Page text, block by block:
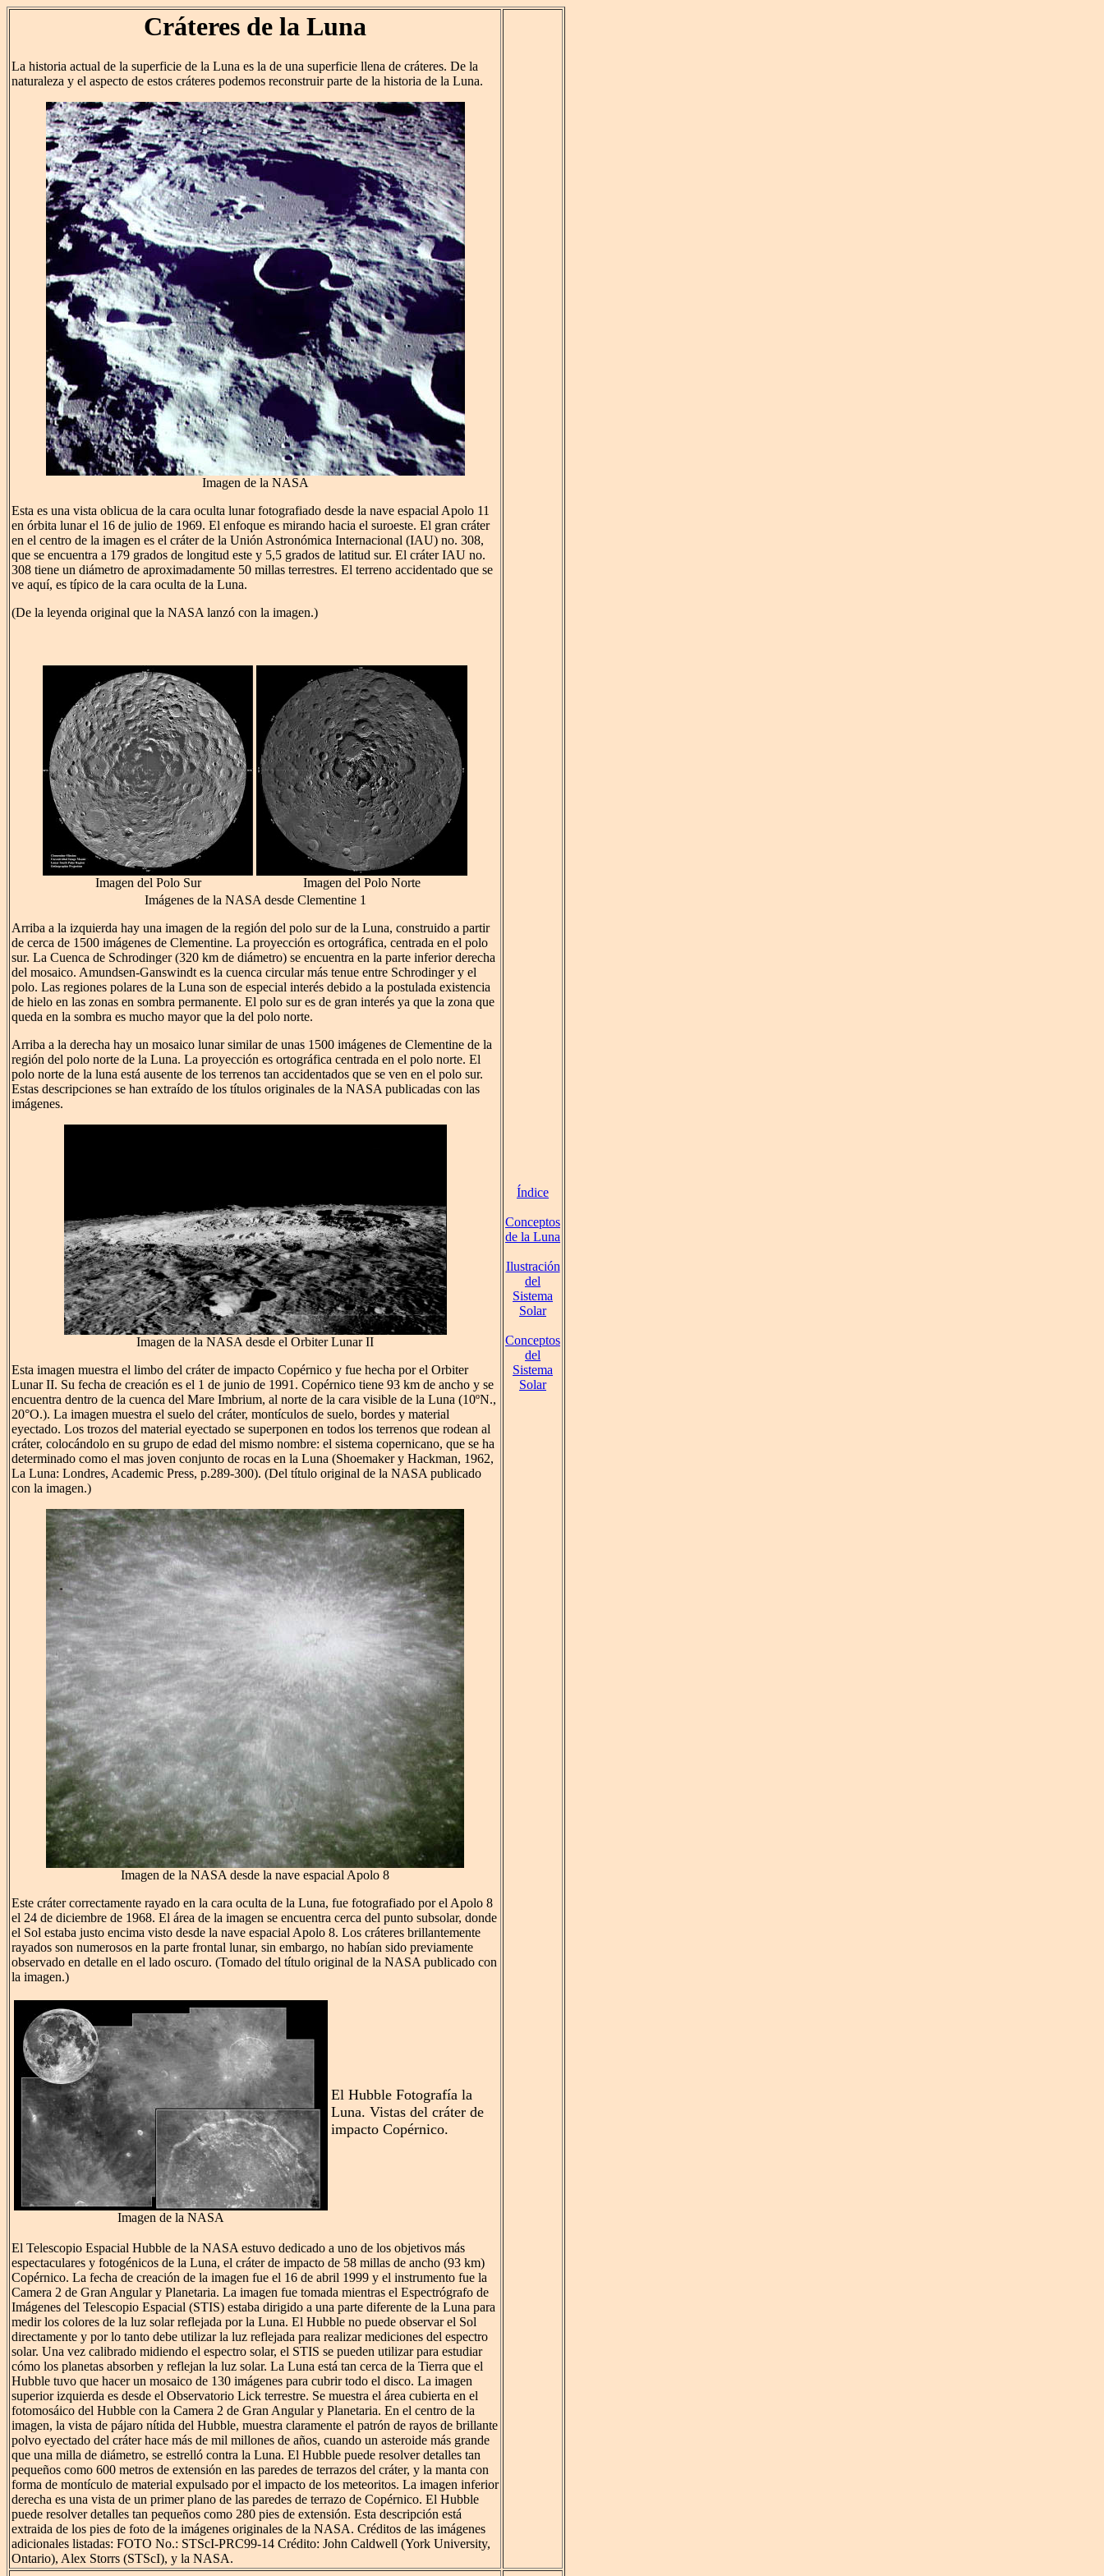
Cráteres de la Luna
La historia actual de la superficie de la Luna es la de una superficie llena de cráteres. De la
naturaleza y el aspecto de estos cráteres podemos reconstruir parte de la historia de la Luna.
Imagen de la NASA
Esta es una vista oblicua de la cara oculta lunar fotografiado desde la nave espacial Apolo 11
en órbita lunar el 16 de julio de 1969. El enfoque es mirando hacia el suroeste. El gran cráter
en el centro de la imagen es el cráter de la Unión Astronómica Internacional (IAU) no. 308,
que se encuentra a 179 grados de longitud este y 5,5 grados de latitud sur. El cráter IAU no.
308 tiene un diámetro de aproximadamente 50 millas terrestres. El terreno accidentado que se
ve aquí, es típico de la cara oculta de la Luna.
(De la leyenda original que la NASA lanzó con la imagen.)
Imagen del Polo Sur
Imagen del Polo Norte
Imágenes de la NASA desde Clementine 1
Arriba a la izquierda hay una imagen de la región del polo sur de la Luna, construido a partir
de cerca de 1500 imágenes de Clementine. La proyección es ortográfica, centrada en el polo
sur. La Cuenca de Schrodinger (320 km de diámetro) se encuentra en la parte inferior derecha
del mosaico. Amundsen-Ganswindt es la cuenca circular más tenue entre Schrodinger y el
polo. Las regiones polares de la Luna son de especial interés debido a la postulada existencia
de hielo en las zonas en sombra permanente. El polo sur es de gran interés ya que la zona que
queda en la sombra es mucho mayor que la del polo norte.
Arriba a la derecha hay un mosaico lunar similar de unas 1500 imágenes de Clementine de la
región del polo norte de la Luna. La proyección es ortográfica centrada en el polo norte. El
polo norte de la luna está ausente de los terrenos tan accidentados que se ven en el polo sur.
Estas descripciones se han extraído de los títulos originales de la NASA publicadas con las
imágenes.
Imagen de la NASA desde el Orbiter Lunar II
Esta imagen muestra el limbo del cráter de impacto Copérnico y fue hecha por el Orbiter
Lunar II. Su fecha de creación es el 1 de junio de 1991. Copérnico tiene 93 km de ancho y se
encuentra dentro de la cuenca del Mare Imbrium, al norte de la cara visible de la Luna (10ºN.,
20°O.). La imagen muestra el suelo del cráter, montículos de suelo, bordes y material
eyectado. Los trozos del material eyectado se superponen en todos los terrenos que rodean al
cráter, colocándolo en su grupo de edad del mismo nombre: el sistema copernicano, que se ha
determinado como el mas joven conjunto de rocas en la Luna (Shoemaker y Hackman, 1962,
La Luna: Londres, Academic Press, p.289-300). (Del título original de la NASA publicado
con la imagen.)
Imagen de la NASA desde la nave espacial Apolo 8
Este cráter correctamente rayado en la cara oculta de la Luna, fue fotografiado por el Apolo 8
el 24 de diciembre de 1968. El área de la imagen se encuentra cerca del punto subsolar, donde
el Sol estaba justo encima visto desde la nave espacial Apolo 8. Los cráteres brillantemente
rayados son numerosos en la parte frontal lunar, sin embargo, no habían sido previamente
observado en detalle en el lado oscuro. (Tomado del título original de la NASA publicado con
la imagen.)
Imagen de la NASA
El Hubble Fotografía la
Luna. Vistas del cráter de
impacto Copérnico.
El Telescopio Espacial Hubble de la NASA estuvo dedicado a uno de los objetivos más
espectaculares y fotogénicos de la Luna, el cráter de impacto de 58 millas de ancho (93 km)
Copérnico. La fecha de creación de la imagen fue el 16 de abril 1999 y el instrumento fue la
Camera 2 de Gran Angular y Planetaria. La imagen fue tomada mientras el Espectrógrafo de
Imágenes del Telescopio Espacial (STIS) estaba dirigido a una parte diferente de la Luna para
medir los colores de la luz solar reflejada por la Luna. El Hubble no puede observar el Sol
directamente y por lo tanto debe utilizar la luz reflejada para realizar mediciones del espectro
solar. Una vez calibrado midiendo el espectro solar, el STIS se pueden utilizar para estudiar
cómo los planetas absorben y reflejan la luz solar. La Luna está tan cerca de la Tierra que el
Hubble tuvo que hacer un mosaico de 130 imágenes para cubrir todo el disco. La imagen
superior izquierda es desde el Observatorio Lick terrestre. Se muestra el área cubierta en el
fotomosáico del Hubble con la Camera 2 de Gran Angular y Planetaria. En el centro de la
imagen, la vista de pájaro nítida del Hubble, muestra claramente el patrón de rayos de brillante
polvo eyectado del cráter hace más de mil millones de años, cuando un asteroide más grande
que una milla de diámetro, se estrelló contra la Luna. El Hubble puede resolver detalles tan
pequeños como 600 metros de extensión en las paredes de terrazos del cráter, y la manta con
forma de montículo de material expulsado por el impacto de los meteoritos. La imagen inferior
derecha es una vista de un primer plano de las paredes de terrazo de Copérnico. El Hubble
puede resolver detalles tan pequeños como 280 pies de extensión. Esta descripción está
extraida de los pies de foto de la imágenes originales de la NASA. Créditos de las imágenes
adicionales listadas: FOTO No.: STScI-PRC99-14 Crédito: John Caldwell (York University,
Ontario), Alex Storrs (STScI), y la NASA.
Índice
Conceptos
de la Luna
Ilustración
del
Sistema
Solar
Conceptos
del
Sistema
Solar